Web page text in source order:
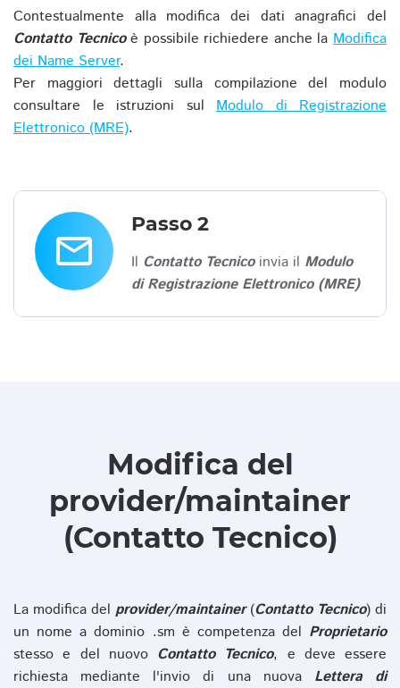
Contestualmente alla modifica dei dati anagrafici del
Contatto Tecnicoè possibile richiedere anche laModifica
dei Name Server.
Per maggiori dettagli sulla compilazione del modulo
consultare le istruzioni sul Modulo di Registrazione
Elettronico (MRE).
email
Passo 2
Il Contatto Tecnicoinvia il Modulo
di Registrazione Elettronico (MRE)
Modifica del
provider/maintainer
(Contatto Tecnico)
La modifica del provider/maintainer(Contatto Tecnico) di
un nome a dominio .sm è competenza del Proprietario
stesso e del nuovo Contatto Tecnico, e deve essere
richiesta mediante l'invio di una nuova Lettera di